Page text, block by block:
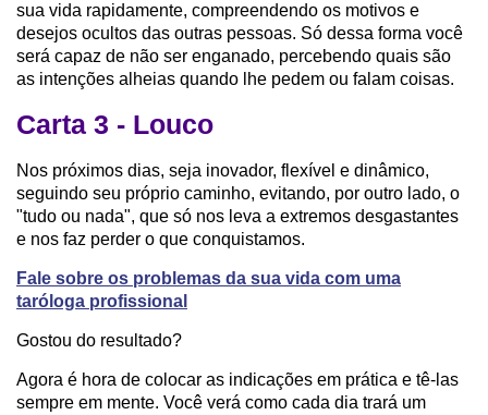
sua vida rapidamente, compreendendo os motivos e
desejos ocultos das outras pessoas. Só dessa forma você
será capaz de não ser enganado, percebendo quais são
as intenções alheias quando lhe pedem ou falam coisas.
Carta 3 - Louco
Nos próximos dias, seja inovador, flexível e dinâmico,
seguindo seu próprio caminho, evitando, por outro lado, o
"tudo ou nada", que só nos leva a extremos desgastantes
e nos faz perder o que conquistamos.
Fale sobre os problemas da sua vida com uma
taróloga profissional
Gostou do resultado?
Agora é hora de colocar as indicações em prática e tê-las
sempre em mente. Você verá como cada dia trará um